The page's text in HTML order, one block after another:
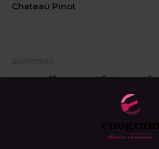
Chateau Pinot
не менее 18 месяцев в барриках
французского дуба, аффинаж 10
ручной сбор винограда с лучших